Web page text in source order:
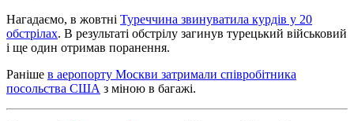
Нагадаємо, в жовтні Туреччина звинуватила курдів у 20
обстрілах. В результаті обстрілу загинув турецький військовий
і ще один отримав поранення.
Раніше в аеропорту Москви затримали співробітника
посольства США з міною в багажі.